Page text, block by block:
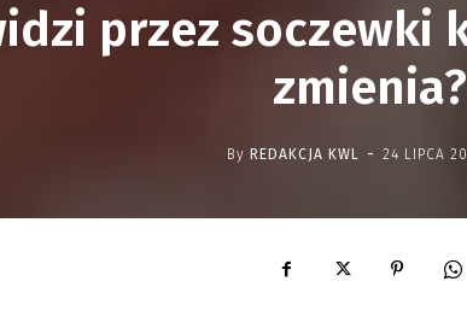
przez soczewki
zmienia?
By REDAKCJA KWL - 24 LIPCA